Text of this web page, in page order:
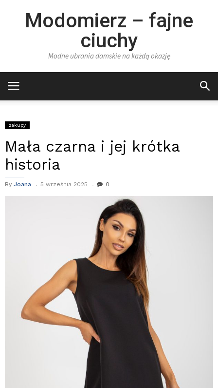
Modomierz – fajne
ciuchy
Modne ubrania damskie na każdą okazję
zakupy
Mała czarna i jej krótka
historia
By Joana 5 września 2025 0